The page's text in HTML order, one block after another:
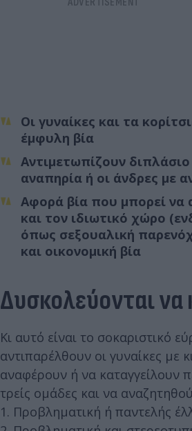
Οι γυναίκες και τα
έµφυλη βία
Αντιμετωπίζουν
αναπηρία ή οι άνδρες µε
Αφορά βία που µπορεί να
και τον ιδιωτικό χώρο
όπως σεξουαλική
και οικονομική βία
Δυσκολεύονται
Κι αυτό είναι το σοκαριστικό
αντιπαρέλθουν οι γυναίκες µε
αναφέρουν ή να καταγγείλουν
τρείς ομάδες και να
1. Προβληματική ή παντελής